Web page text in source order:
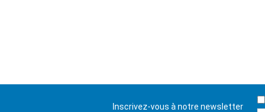
Inscrivez-vous à notre newsletter